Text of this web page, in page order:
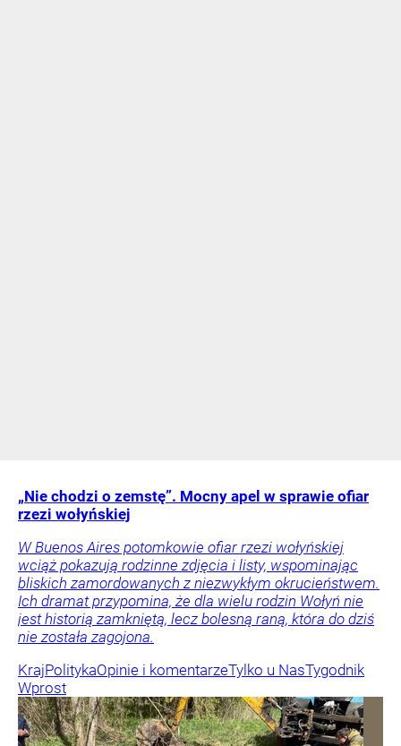
„Nie chodzi o zemstę”. Mocny apel w sprawie ofiar
rzezi wołyńskiej
W Buenos Aires potomkowie ofiar rzezi wołyńskiej
wciąż pokazują rodzinne zdjęcia i listy, wspominając
bliskich zamordowanych z niezwykłym okrucieństwem.
Ich dramat przypomina, że dla wielu rodzin Wołyń nie
jest historią zamkniętą, lecz bolesną raną, która do dziś
nie została zagojona.
KrajPolitykaOpinie i komentarzeTylko u NasTygodnik
Wprost